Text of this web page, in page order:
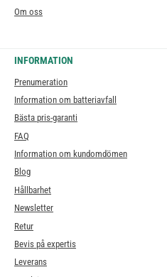
Om oss
INFORMATION
Prenumeration
Information om batteriavfall
Bästa pris-garanti
FAQ
Information om kundomdömen
Blog
Hållbarhet
Newsletter
Retur
Bevis på expertis
Leverans